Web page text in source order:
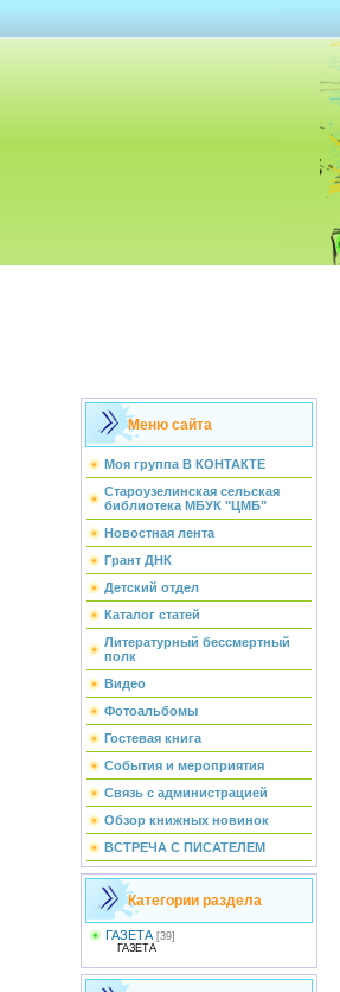
Меню сайта
Моя группа В КОНТАКТЕ
Староузелинская сельская
библиотека МБУК "ЦМБ"
Новостная лента
Грант ДНК
Детский отдел
Каталог статей
Литературный бессмертный
полк
Видео
Фотоальбомы
Гостевая книга
События и мероприятия
Связь с администрацией
Обзор книжных новинок
ВСТРЕЧА С ПИСАТЕЛЕМ
Категории раздела
ГАЗЕТА [39]
ГАЗЕТА